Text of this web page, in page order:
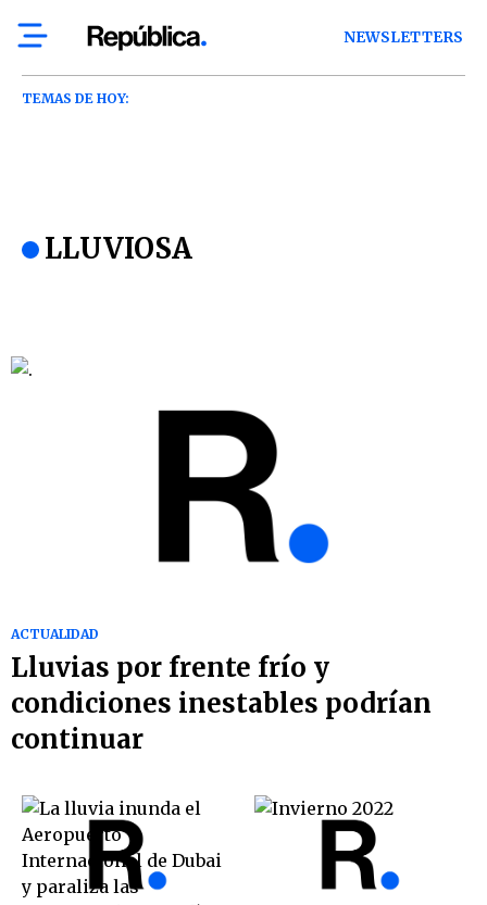
NEWSLETTERS
TEMAS DE HOY:
LLUVIOSA
ACTUALIDAD
Lluvias por frente frío y
condiciones inestables podrían
continuar